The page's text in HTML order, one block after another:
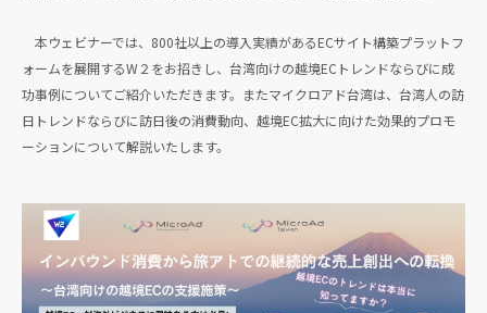
本ウェビナーでは、800社以上の導入実績があるECサイト構築プラットフ
ォームを展開するW２をお招きし、台湾向けの越境ECトレンドならびに成
功事例についてご紹介いただきます。またマイクロアド台湾は、台湾人の訪
日トレンドならびに訪日後の消費動向、越境EC拡大に向けた効果的プロモ
ーションについて解説いたします。